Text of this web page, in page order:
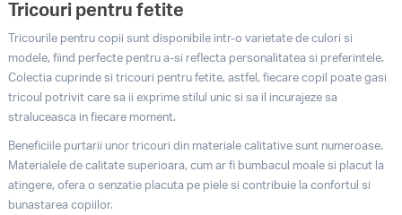
Tricouri pentru fetite
Tricourile pentru copii sunt disponibile intr-o varietate de culori si
modele, fiind perfecte pentru a-si reflecta personalitatea si preferintele.
Colectia cuprinde si tricouri pentru fetite, astfel, fiecare copil poate gasi
tricoul potrivit care sa ii exprime stilul unic si sa il incurajeze sa
straluceasca in fiecare moment.
Beneficiile purtarii unor tricouri din materiale calitative sunt numeroase.
Materialele de calitate superioara, cum ar fi bumbacul moale si placut la
atingere, ofera o senzatie placuta pe piele si contribuie la confortul si
bunastarea copiilor.